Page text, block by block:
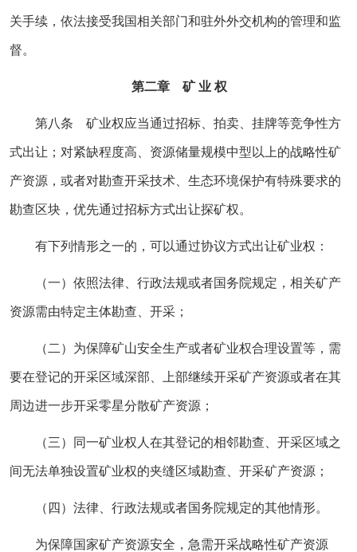
关手续，依法接受我国相关部门和驻外外交机构的管理和监
督。
第二章 矿 业 权
第八条 矿业权应当通过招标、拍卖、挂牌等竞争性方
式出让；对紧缺程度高、资源储量规模中型以上的战略性矿
产资源，或者对勘查开采技术、生态环境保护有特殊要求的
勘查区块，优先通过招标方式出让探矿权。
有下列情形之一的，可以通过协议方式出让矿业权：
（一）依照法律、行政法规或者国务院规定，相关矿产
资源需由特定主体勘查、开采；
（二）为保障矿山安全生产或者矿业权合理设置等，需
要在登记的开采区域深部、上部继续开采矿产资源或者在其
周边进一步开采零星分散矿产资源；
（三）同一矿业权人在其登记的相邻勘查、开采区域之
间无法单独设置矿业权的夹缝区域勘查、开采矿产资源；
（四）法律、行政法规或者国务院规定的其他情形。
为保障国家矿产资源安全，急需开采战略性矿产资源